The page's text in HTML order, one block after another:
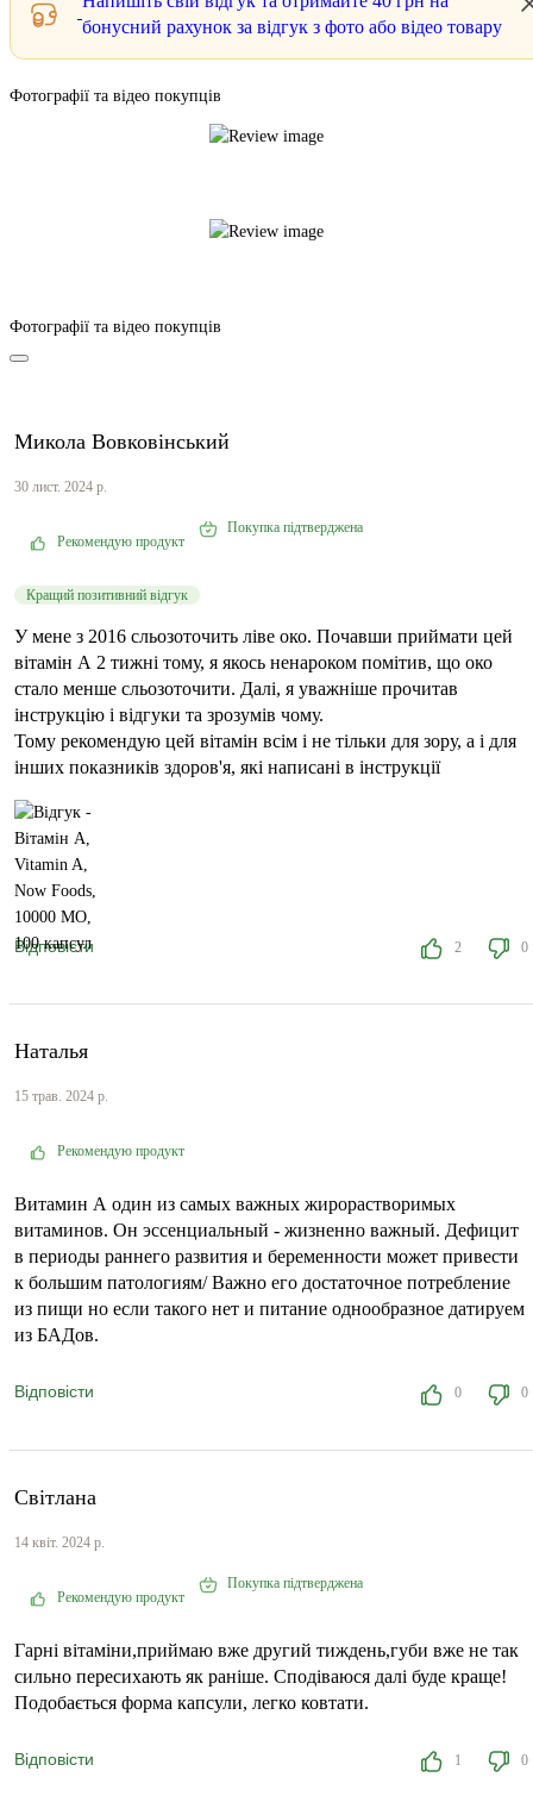
бонусний рахунок за відгук з фото або відео товару
Фотографії та відео покупців
Фотографії та відео покупців
Микола Вовковінський
30 лист. 2024 р.
Рекомендую продукт
Покупка підтверджена
Кращий позитивний відгук
У мене з 2016 сльозоточить ліве око. Почавши приймати цей
вітамін А 2 тижні тому, я якось ненароком помітив, що око
стало менше сльозоточити. Далі, я уважніше прочитав
інструкцію і відгуки та зрозумів чому.
Тому рекомендую цей вітамін всім і не тільки для зору, а і для
інших показників здоров'я, які написані в інструкції
Відповісти 2 0
Наталья
15 трав. 2024 р.
Рекомендую продукт
Витамин А один из самых важных жирорастворимых
витаминов. Он эссенциальный - жизненно важный. Дефицит
в периоды раннего развития и беременности может привести
к большим патологиям/ Важно его достаточное потребление
из пищи но если такого нет и питание однообразное датируем
из БАДов.
Відповісти 0 0
Світлана
14 квіт. 2024 р.
Рекомендую продукт
Покупка підтверджена
Гарні вітаміни,приймаю вже другий тиждень,губи вже не так
сильно пересихають як раніше. Сподіваюся далі буде краще!
Подобається форма капсули, легко ковтати.
Відповісти 1 0